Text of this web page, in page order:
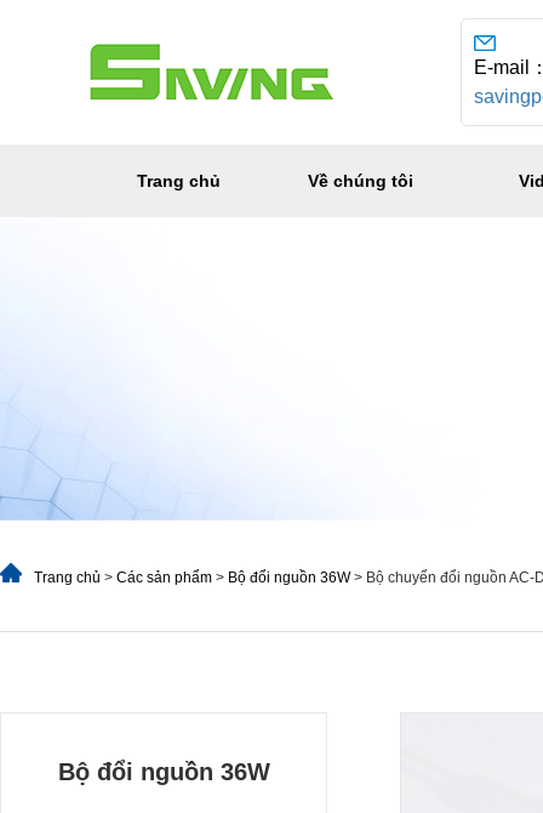
E-mail：
Trang chủ Về chúng tôi
Trang chủ > Các sản phẩm > Bộ đổi nguồn 36W> Bộ chuyển đổi nguồn AC-
Bộ đổi nguồn 36W